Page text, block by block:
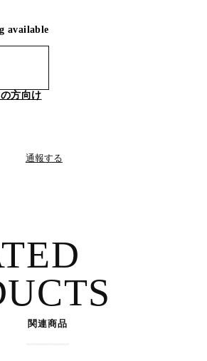
available
方向け
通報する
関連商品